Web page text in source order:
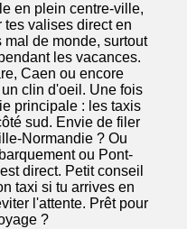
en plein centre-ville,
valises direct en
de monde, surtout
les vacances.
Caen ou encore
clin d'oeil. Une fois
principale : les taxis
sud. Envie de filer
Normandie ? Ou
ou Pont-
direct. Petit conseil
taxi si tu arrives en
l'attente. Prêt pour
?